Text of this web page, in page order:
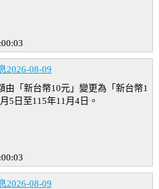
2026-08-09
由「新台幣10元」變更為「新台幣1
5日至115年11月4日。
2026-08-09